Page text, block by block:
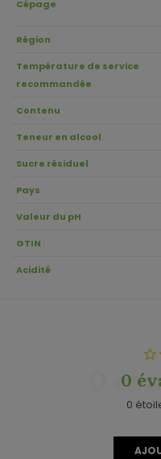
Cépage
Région
Température de service
recommandée
Contenu
Teneur en alcool
Sucre résiduel
Pays
Valeur du pH
GTIN
Acidité
0
0
0